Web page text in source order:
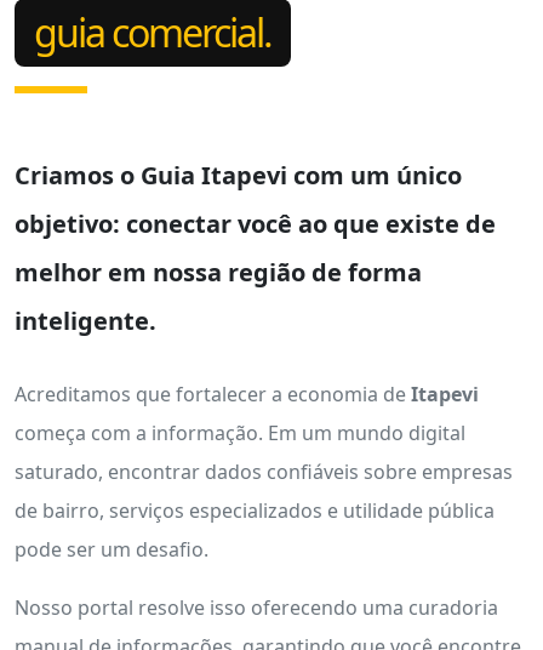
guia comercial.
Criamos o Guia Itapevi com um único
objetivo: conectar você ao que existe de
melhor em nossa região de forma
inteligente.
Acreditamos que fortalecer a economia deItapevi
começa com a informação. Em um mundo digital
saturado, encontrar dados confiáveis sobre empresas
de bairro, serviços especializados e utilidade pública
pode ser um desafio.
Nosso portal resolve isso oferecendo uma curadoria